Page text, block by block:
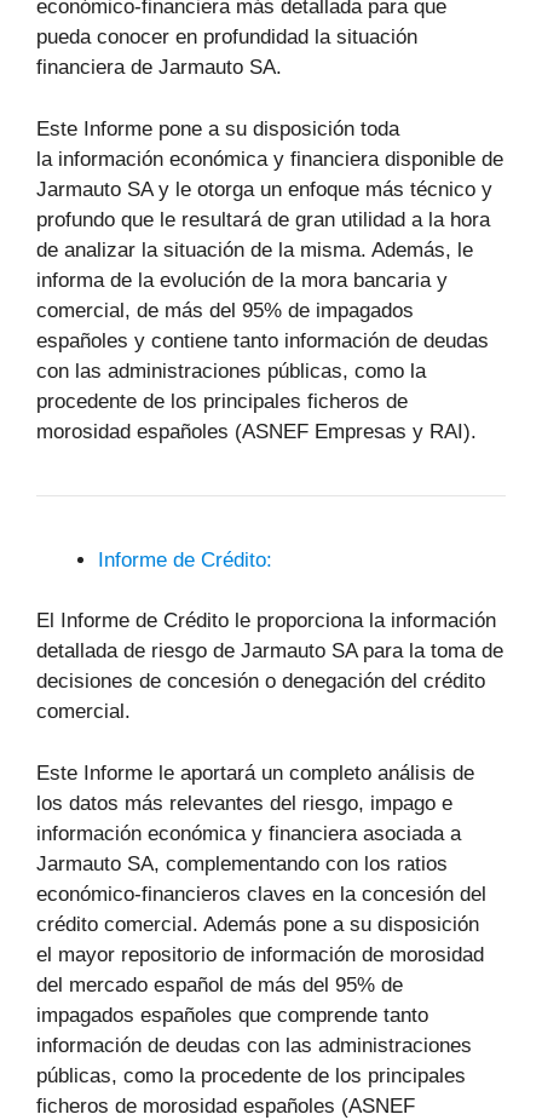
económico-financiera más detallada para que
pueda conocer en profundidad la situación
financiera de Jarmauto SA.
Este Informe pone a su disposición toda
la información económica y financiera disponible de
Jarmauto SA y le otorga un enfoque más técnico y
profundo que le resultará de gran utilidad a la hora
de analizar la situación de la misma. Además, le
informa de la evolución de la mora bancaria y
comercial, de más del 95% de impagados
españoles y contiene tanto información de deudas
con las administraciones públicas, como la
procedente de los principales ficheros de
morosidad españoles (ASNEF Empresas y RAI).
Informe de Crédito:
El Informe de Crédito le proporciona la información
detallada de riesgo de Jarmauto SA para la toma de
decisiones de concesión o denegación del crédito
comercial.
Este Informe le aportará un completo análisis de
los datos más relevantes del riesgo, impago e
información económica y financiera asociada a
Jarmauto SA, complementando con los ratios
económico-financieros claves en la concesión del
crédito comercial. Además pone a su disposición
el mayor repositorio de información de morosidad
del mercado español de más del 95% de
impagados españoles que comprende tanto
información de deudas con las administraciones
públicas, como la procedente de los principales
ficheros de morosidad españoles (ASNEF